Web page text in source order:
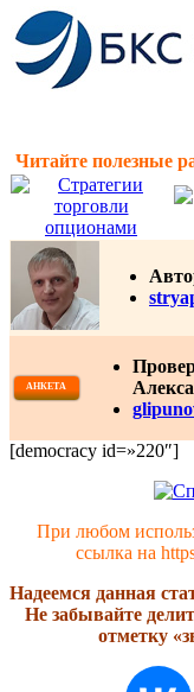
Читайте полезные
АНКЕТА
[democracy id=»220″]
При любом
ссылка на
Надеемся данная
Не забывайте
отметку